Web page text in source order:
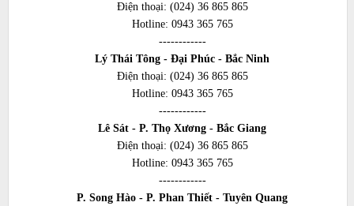
Điện thoại: (024) 36 865 865
Hotline: 0943 365 765
------------
Lý Thái Tông - Đại Phúc - Bắc Ninh
Điện thoại: (024) 36 865 865
Hotline: 0943 365 765
------------
Lê Sát - P. Thọ Xương - Bắc Giang
Điện thoại: (024) 36 865 865
Hotline: 0943 365 765
------------
P. Song Hào - P. Phan Thiết - Tuyên Quang